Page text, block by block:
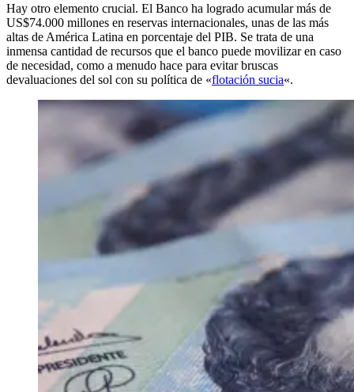
Hay otro elemento crucial. El Banco ha logrado acumular más de
US$74.000 millones en reservas internacionales, unas de las más
altas de América Latina en porcentaje del PIB. Se trata de una
inmensa cantidad de recursos que el banco puede movilizar en caso
de necesidad, como a menudo hace para evitar bruscas
devaluaciones del sol con su política de «flotación sucia«.